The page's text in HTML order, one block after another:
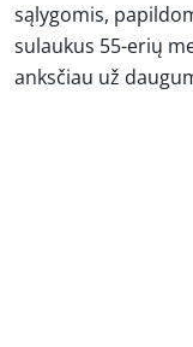
sąlygomis,
sulaukus 55-erių
anksčiau už